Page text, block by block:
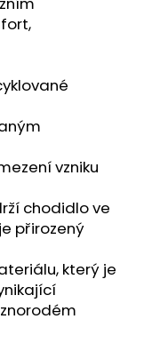
vzniku
chodidlo ve
přirozený
který je